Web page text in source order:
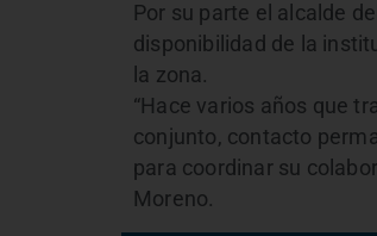
Por su parte el alcalde
disponibilidad de la
la zona.
“Hace varios años que
conjunto, contacto
para coordinar su
Moreno.